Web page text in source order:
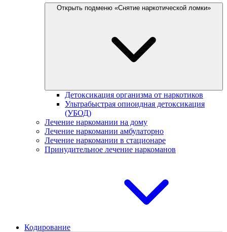
Открыть подменю «Снятие наркотической ломки»
Детоксикация организма от наркотиков
Ультрабыстрая опиоидная детоксикация
(УБОД)
Лечение наркомании на дому
Лечение наркомании амбулаторно
Лечение наркомании в стационаре
Принудительное лечение наркоманов
Кодирование